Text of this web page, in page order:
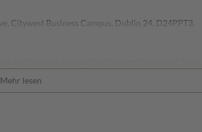
Citywest Business Campus, Dublin 24, D24PPT3,
Arzneimittelsubstanzen bei der Behandlung von
Vividrin Mometason
allergischen Rhinitis effektiv über die gesamte
Mehr lesen